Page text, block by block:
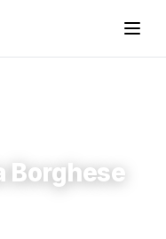
Borghese